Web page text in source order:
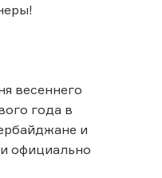
весеннего
года в
и
официально